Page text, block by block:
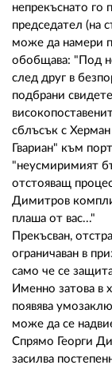
непрекъснато го
председател (на
може да намери
обобщава: "Под
след друг в
подбрани
сблъсък с
Гвариан" към
"неусмиримият
отстояващ
Димитров
плаша от вас..."
Прекъсван,
ограничаван в
само че се
Именно затова в
появява
може да се
Спрямо Георги
засилва